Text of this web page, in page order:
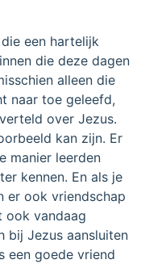
een hartelijk
die deze dagen
alleen die
naar toe geleefd,
over Jezus.
kan zijn. Er
manier leerden
kennen. En als je
er ook vriendschap
ook vandaag
bij Jezus aansluiten
een goede vriend